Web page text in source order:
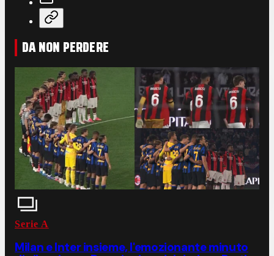
DA NON PERDERE
Serie A
Milan e Inter insieme, l'emozionante minuto